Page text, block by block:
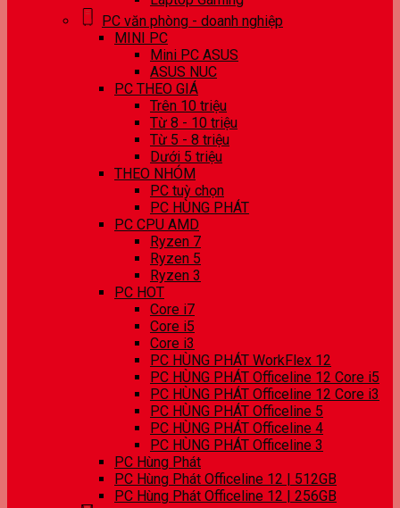
PC văn phòng - doanh nghiệp
MINI PC
Mini PC ASUS
ASUS NUC
PC THEO GIÁ
Trên 10 triệu
Từ 8 - 10 triệu
Từ 5 - 8 triệu
Dưới 5 triệu
THEO NHÓM
PC tuỳ chọn
PC HÙNG PHÁT
PC CPU AMD
Ryzen 7
Ryzen 5
Ryzen 3
PC HOT
Core i7
Core i5
Core i3
PC HÙNG PHÁT WorkFlex 12
PC HÙNG PHÁT Officeline 12 Core i5
PC HÙNG PHÁT Officeline 12 Core i3
PC HÙNG PHÁT Officeline 5
PC HÙNG PHÁT Officeline 4
PC HÙNG PHÁT Officeline 3
PC Hùng Phát
PC Hùng Phát Officeline 12 | 512GB
PC Hùng Phát Officeline 12 | 256GB